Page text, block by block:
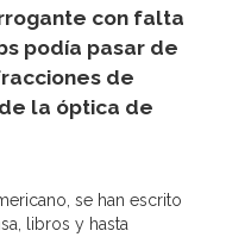
con falta
podía pasar de
de
la óptica de
se han escrito
libros y hasta